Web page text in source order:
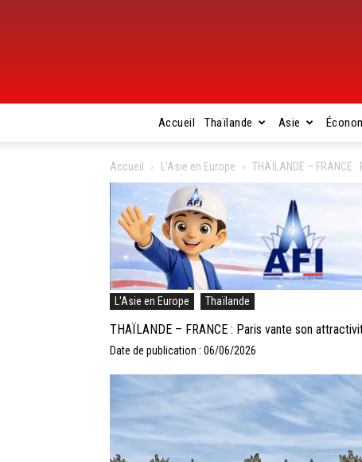
Accueil Thaïlande Asie
Accueil L'Asie en Europe THAÏLANDE –
L'Asie en Europe Thaïlande
THAÏLANDE – FRANCE : Paris vante son
Date de publication : 06/06/2026